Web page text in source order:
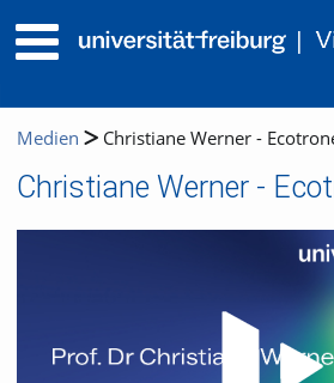
Medien Christiane Werner -